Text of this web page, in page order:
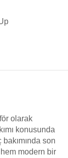
olarak
konusunda
son
modern bir